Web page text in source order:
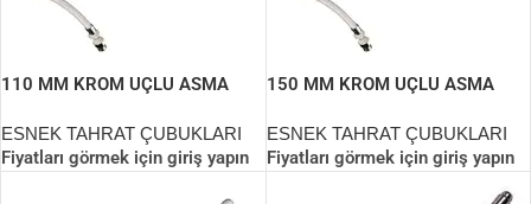
110 MM KROM UÇLU ASMA
ESNEK TAHRAT ÇUBUKLARI
Fiyatları görmek için giriş yapın
150 MM KROM UÇLU ASMA
ESNEK TAHRAT ÇUBUKLARI
Fiyatları görmek için giriş yapın